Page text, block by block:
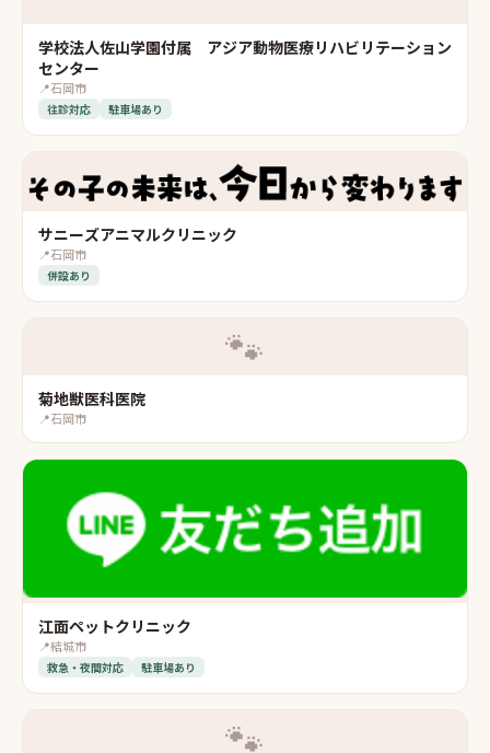
学校法人佐山学園付属 アジア動物医療リハビリテーション
センター
📍石岡市
往診対応 駐車場あり
サニーズアニマルクリニック
📍石岡市
併設あり
🐾
菊地獣医科医院
📍石岡市
江面ペットクリニック
📍結城市
救急・夜間対応 駐車場あり
🐾